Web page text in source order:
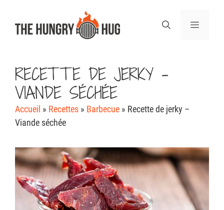
contenu
RECETTE DE JERKY –
VIANDE SÉCHÉE
Accueil » Recettes » Barbecue » Recette de jerky –
Viande séchée
Menu